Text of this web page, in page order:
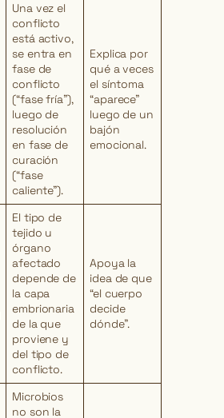
Una vez el
conflicto
está activo,
se entra en
fase de
conflicto
(“fase fría”),
luego de
resolución
en fase de
curación
(“fase
caliente”).
Explica por
qué a veces
el síntoma
“aparece”
luego de un
bajón
emocional.
El tipo de
tejido u
órgano
afectado
depende de
la capa
embrionaria
de la que
proviene y
del tipo de
conflicto.
Apoya la
idea de que
“el cuerpo
decide
dónde”.
Microbios
no son la